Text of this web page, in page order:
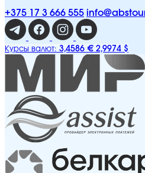
+375 17 3 666 555
Курсы валют: 3,4586 € 2,9974 $